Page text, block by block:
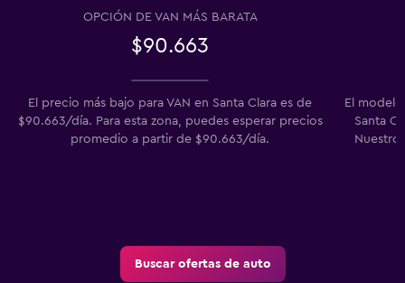
OPCIÓN DE VAN MÁS BARATA
$90.663
El precio más bajo para VAN en Santa Clara es de
$90.663/día. Para esta zona, puedes esperar precios
promedio a partir de $90.663/día.
El
Santa
Buscar ofertas de auto